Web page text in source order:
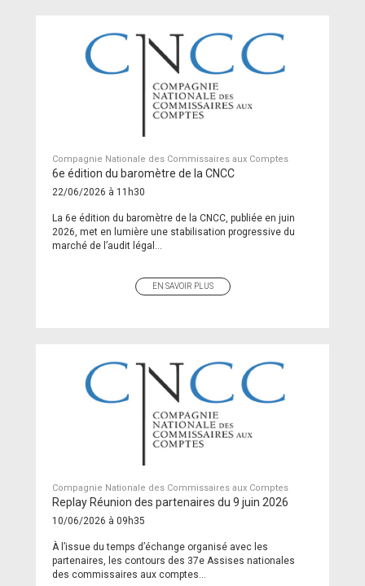
Compagnie Nationale des Commissaires aux Comptes
6e édition du baromètre de la CNCC
22/06/2026 à 11h30
La 6e édition du baromètre de la CNCC, publiée en juin
2026, met en lumière une stabilisation progressive du
marché de l’audit légal...
EN SAVOIR PLUS
Compagnie Nationale des Commissaires aux Comptes
Replay Réunion des partenaires du 9 juin 2026
10/06/2026 à 09h35
À l’issue du temps d’échange organisé avec les
partenaires, les contours des 37e Assises nationales
des commissaires aux comptes...